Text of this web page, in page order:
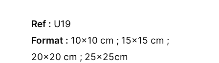
Ref : U19
Format : 10×10 cm ; 15×15 cm ;
20×20 cm ; 25x25cm